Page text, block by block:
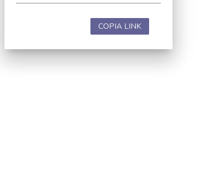
COPIA LINK